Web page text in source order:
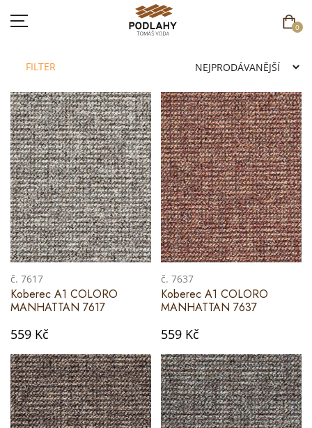
0
DOMŮ
SORTIMENT
AKCE
CENÍK
REFERENCE
SOUTĚŽ
KONTAKT
FILTER
č. 7617
Koberec A1 COLORO
MANHATTAN 7617
559 Kč
č. 7637
Koberec A1 COLORO
MANHATTAN 7637
559 Kč